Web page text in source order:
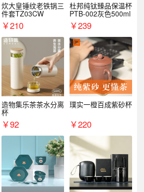
炊大皇锤纹老铁锅三
件套TZ03CW
￥210
杜邦纯钛臻品保温杯
PTB-002灰色500ml
￥239
造物集乐茶茶水分离
杯
￥92
璞实一橙百成紫砂杯
￥220